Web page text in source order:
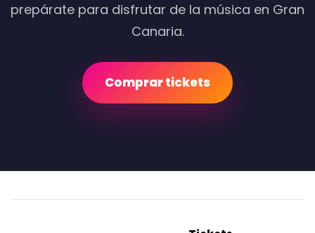
prepárate para disfrutar de la música en Gran
Canaria.
Comprar tickets